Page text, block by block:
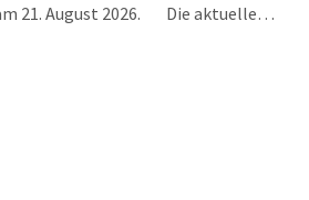
21. August 2026. Die aktuelle…